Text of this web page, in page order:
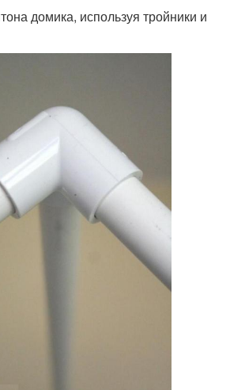
домика, используя тройники и